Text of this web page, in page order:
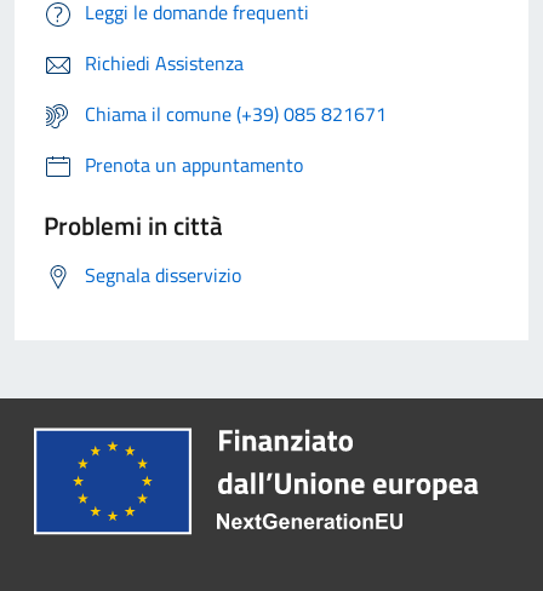
Leggi le domande frequenti
Richiedi Assistenza
Chiama il comune (+39) 085 821671
Prenota un appuntamento
Problemi in città
Segnala disservizio